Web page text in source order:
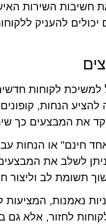
השירות
להעניק
לקוחות
להציע הנחות,
את המבצעים כך
חינם" או הנחות
לשלב את
תשומת לב וליצור
נאמנות, המציעות
לחזור, אלא